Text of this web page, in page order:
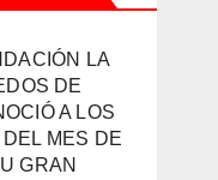
LA
DE
A LOS
MES DE
GRAN